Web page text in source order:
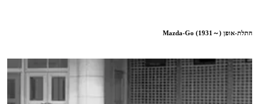
התלת-אופן Mazda-Go (1931～)